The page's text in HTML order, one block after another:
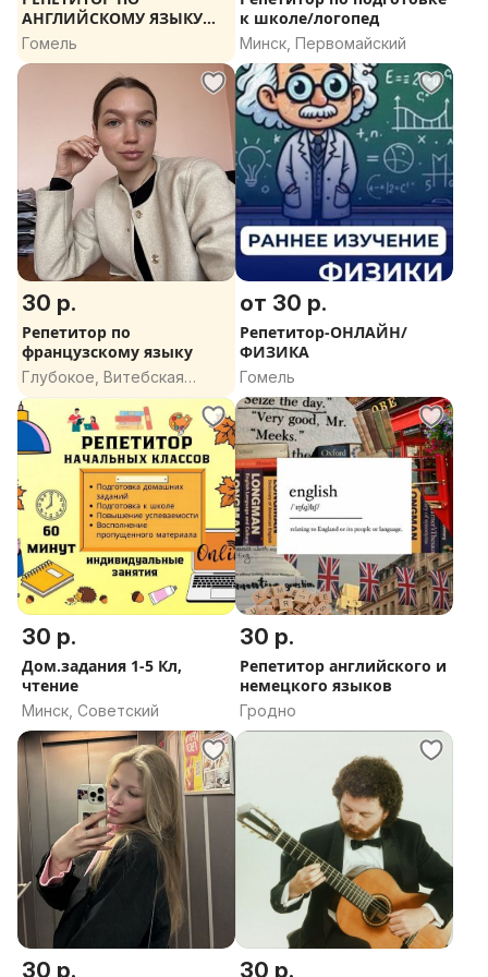
АНГЛИЙСКОМУ ЯЗЫКУ
(НОВЫЙ УНИВЕРМАГ)
Гомель
к школе/логопед
Минск, Первомайский
30 р.
Репетитор по
французскому языку
Глубокое, Витебская
область
от 30 р.
Репетитор-ОНЛАЙН/
ФИЗИКА
Гомель
30 р.
Дом.задания 1-5 Кл,
чтение
Минск, Советский
30 р.
Репетитор английского и
немецкого языков
Гродно
30 р. 30 р.